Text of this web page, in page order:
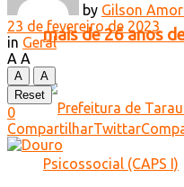
mais de 26 anos
by Gilson
23 de fevereiro de 2023
in Geral
A A
A
A
Reset
0
CompartilharTwittar